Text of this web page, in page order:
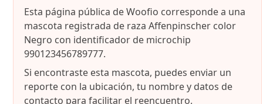
Esta página pública de Woofio corresponde a una
mascota registrada de raza Affenpinscher color
Negro con identificador de microchip
990123456789777.
Si encontraste esta mascota, puedes enviar un
reporte con la ubicación, tu nombre y datos de
contacto para facilitar el reencuentro.